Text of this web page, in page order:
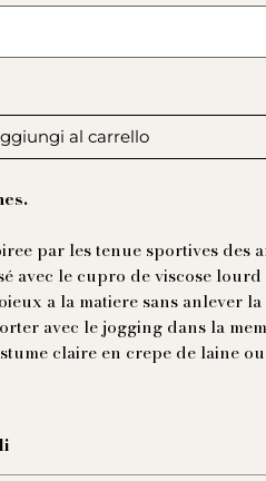
al carrello
par les tenue sportives des
avec le cupro de viscose
a la matiere sans anlever la
avec le jogging dans la
claire en crepe de laine ou